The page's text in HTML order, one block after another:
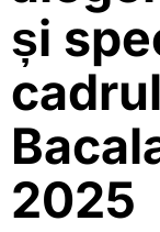
și
cadrul
2025